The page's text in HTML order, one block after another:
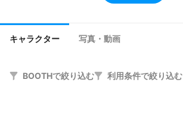
キャラクター 写真・動画
BOOTHで絞り込む 利用条件で絞り込む